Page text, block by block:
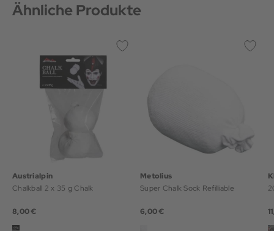
Ähnliche Produkte
Austrialpin
Chalkball 2 x 35 g Chalk
8,00 €
Metolius
Super Chalk Sock Refilliable
6,00 €